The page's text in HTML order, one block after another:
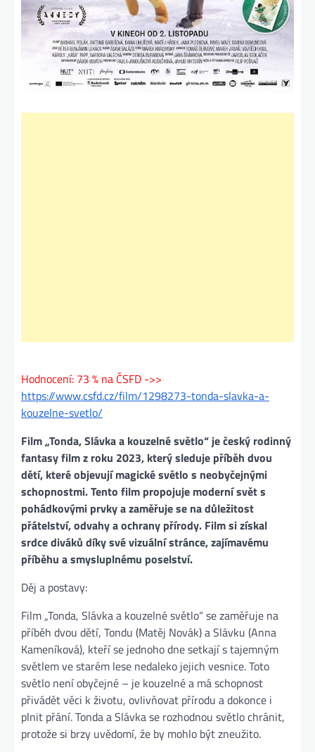
Hodnocení: 73 % na ČSFD ->>
https://www.csfd.cz/film/1298273-tonda-slavka-a-
kouzelne-svetlo/
Film „Tonda, Slávka a kouzelné světlo“ je český rodinný
fantasy film z roku 2023, který sleduje příběh dvou
dětí, které objevují magické světlo s neobyčejnými
schopnostmi. Tento film propojuje moderní svět s
pohádkovými prvky a zaměřuje se na důležitost
přátelství, odvahy a ochrany přírody. Film si získal
srdce diváků díky své vizuální stránce, zajímavému
příběhu a smysluplnému poselství.
Děj a postavy:
Film „Tonda, Slávka a kouzelné světlo“ se zaměřuje na
příběh dvou dětí, Tondu (Matěj Novák) a Slávku (Anna
Kameníková), kteří se jednoho dne setkají s tajemným
světlem ve starém lese nedaleko jejich vesnice. Toto
světlo není obyčejné – je kouzelné a má schopnost
přivádět věci k životu, ovlivňovat přírodu a dokonce i
plnit přání. Tonda a Slávka se rozhodnou světlo chránit,
protože si brzy uvědomí, že by mohlo být zneužito.